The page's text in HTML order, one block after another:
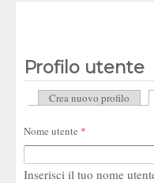
Profilo utente
Schede primarie
Crea nuovo profilo
Nome utente *
Inserisci il tuo nome